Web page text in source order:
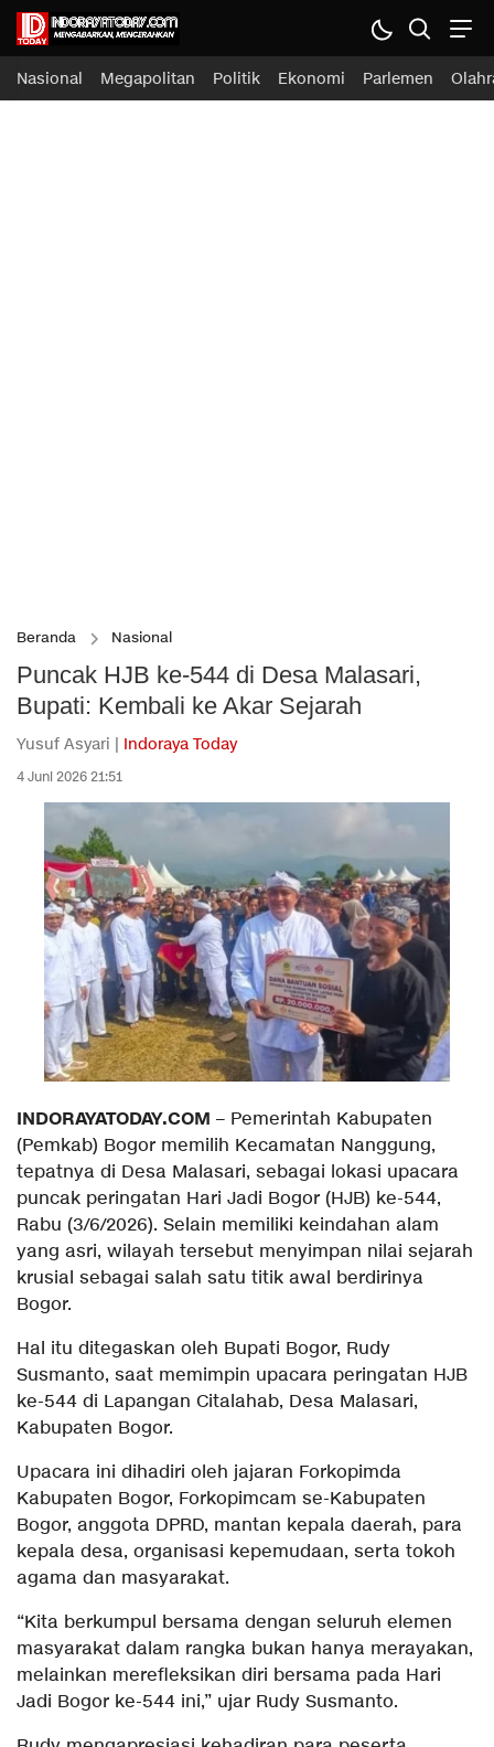
Nasional Megapolitan Politik Ekonomi Parlemen
Beranda Nasional
Puncak HJB ke-544 di Desa Malasari,
Bupati: Kembali ke Akar Sejarah
Yusuf Asyari | Indoraya Today
4 Juni 2026 21:51
INDORAYATODAY.COM – Pemerintah Kabupaten
(Pemkab) Bogor memilih Kecamatan Nanggung,
tepatnya di Desa Malasari, sebagai lokasi upacara
puncak peringatan Hari Jadi Bogor (HJB) ke-544,
Rabu (3/6/2026). Selain memiliki keindahan alam
yang asri, wilayah tersebut menyimpan nilai sejarah
krusial sebagai salah satu titik awal berdirinya
Bogor.
Hal itu ditegaskan oleh Bupati Bogor, Rudy
Susmanto, saat memimpin upacara peringatan HJB
ke-544 di Lapangan Citalahab, Desa Malasari,
Kabupaten Bogor.
Upacara ini dihadiri oleh jajaran Forkopimda
Kabupaten Bogor, Forkopimcam se-Kabupaten
Bogor, anggota DPRD, mantan kepala daerah, para
kepala desa, organisasi kepemudaan, serta tokoh
agama dan masyarakat.
“Kita berkumpul bersama dengan seluruh elemen
masyarakat dalam rangka bukan hanya merayakan,
melainkan merefleksikan diri bersama pada Hari
Jadi Bogor ke-544 ini,” ujar Rudy Susmanto.